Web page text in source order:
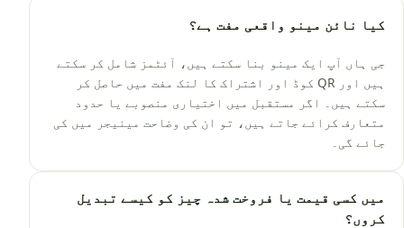
کیا نائن مینو واقعی مفت ہے؟
جی ہاں آپ ایک مینو بنا سکتے ہیں، آئٹمز شامل کر سکتے
ہیں اور QR کوڈ اور اشتراک کا لنک مفت میں حاصل کر
سکتے ہیں۔ اگر مستقبل میں اختیاری منصوبے یا حدود
متعارف کرائے جاتے ہیں، تو ان کی وضاحت مینیجر میں کی
جائے گی۔
میں کسی قیمت یا فروخت شدہ چیز کو کیسے تبدیل
کروں؟